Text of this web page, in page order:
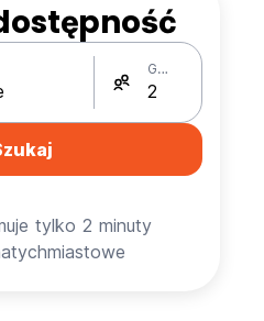
Gości
tylko 2 minuty